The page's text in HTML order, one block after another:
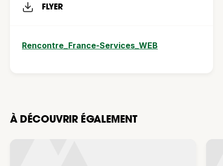
FLYER
Rencontre_France-Services_WEB
À DÉCOUVRIR ÉGALEMENT